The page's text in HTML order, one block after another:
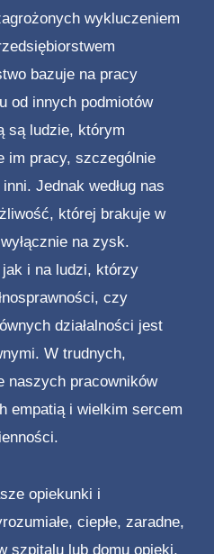
wykluczeniem
bazuje na pracy
od innych podmiotów
są ludzie, którym
im pracy, szczególnie
Jednak według nas
której brakuje w
na zysk.
i na ludzi, którzy
czy
działalności jest
W trudnych,
naszych pracowników
empatią i wielkim sercem
opiekunki i
ciepłe, zaradne,
szpitalu lub domu opieki,